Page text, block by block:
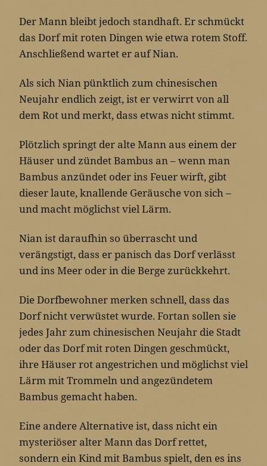
Der Mann bleibt jedoch standhaft. Er schmückt
das Dorf mit roten Dingen wie etwa rotem Stoff.
Anschließend wartet er auf Nian.
Als sich Nian pünktlich zum chinesischen
Neujahr endlich zeigt, ist er verwirrt von all
dem Rot und merkt, dass etwas nicht stimmt.
Plötzlich springt der alte Mann aus einem der
Häuser und zündet Bambus an – wenn man
Bambus anzündet oder ins Feuer wirft, gibt
dieser laute, knallende Geräusche von sich –
und macht möglichst viel Lärm.
Nian ist daraufhin so überrascht und
verängstigt, dass er panisch das Dorf verlässt
und ins Meer oder in die Berge zurückkehrt.
Die Dorfbewohner merken schnell, dass das
Dorf nicht verwüstet wurde. Fortan sollen sie
jedes Jahr zum chinesischen Neujahr die Stadt
oder das Dorf mit roten Dingen geschmückt,
ihre Häuser rot angestrichen und möglichst viel
Lärm mit Trommeln und angezündetem
Bambus gemacht haben.
Eine andere Alternative ist, dass nicht ein
mysteriöser alter Mann das Dorf rettet,
sondern ein Kind mit Bambus spielt, den es ins